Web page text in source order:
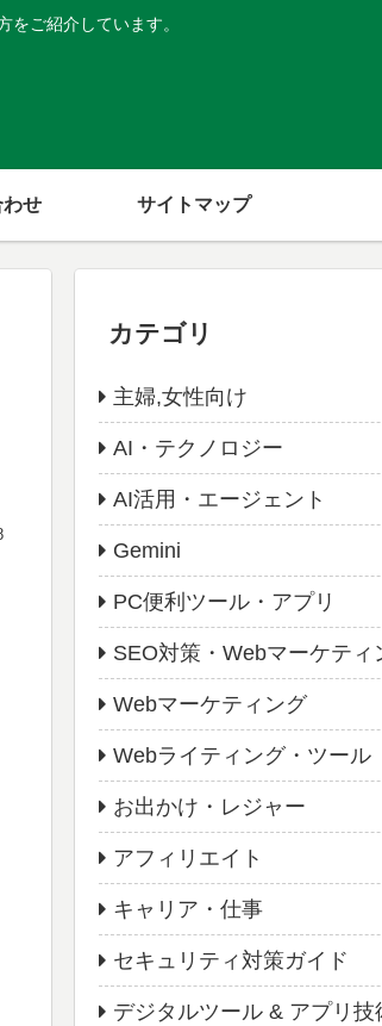
ご紹介しています。
わせ サイトマップ
カテゴリ
主婦,女性向け
AI・テクノロジー
AI活用・エージェント
Gemini
PC便利ツール・アプリ
SEO対策・Webマーケティ
Webマーケティング
Webライティング・ツール
お出かけ・レジャー
アフィリエイト
キャリア・仕事
セキュリティ対策ガイド
デジタルツール & アプリ技